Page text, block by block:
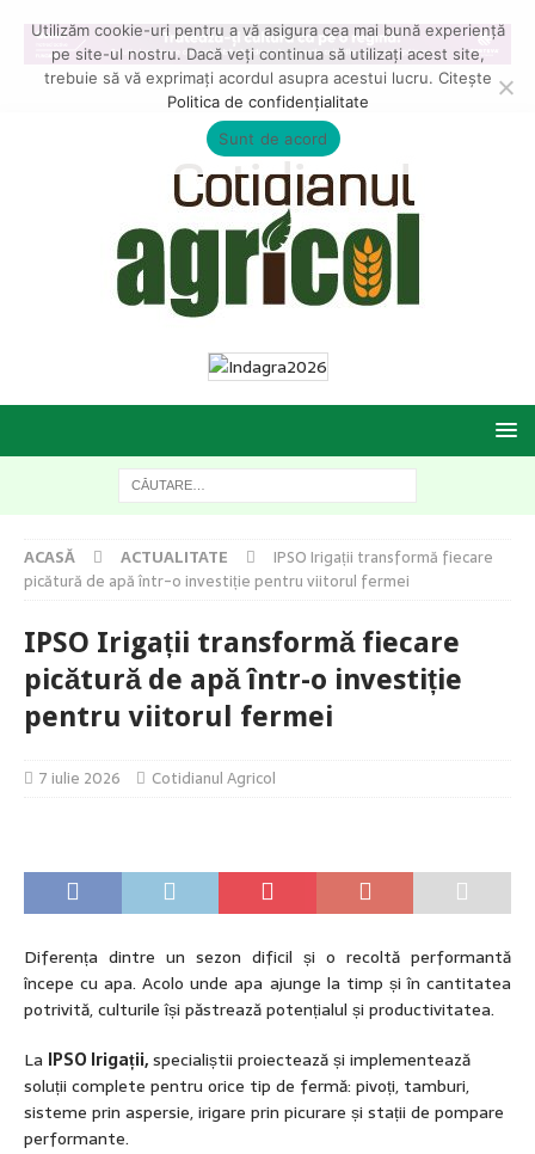
ACASĂ ACTUALITATE
IPSO Irigații transformă fiecare
picătură de apă într-o investiție pentru viitorul fermei
IPSO Irigații transformă fiecare
picătură de apă într-o investiție
pentru viitorul fermei
7 iulie 2026 Cotidianul Agricol
Diferența dintre un sezon dificil și o recoltă performantă
începe cu apa. Acolo unde apa ajunge la timp și în cantitatea
potrivită, culturile își păstrează potențialul și productivitatea.
La IPSO Irigații,specialiștii proiectează și implementează
soluții complete pentru orice tip de fermă: pivoți, tamburi,
sisteme prin aspersie, irigare prin picurare și stații de pompare
performante.
Utilizăm cookie-uri pentru a vă asigura cea mai bună experiență
pe site-ul nostru. Dacă veți continua să utilizați acest site,
trebuie să vă exprimați acordul asupra acestui lucru. Citește
Politica de confidențialitate
Sunt de acord